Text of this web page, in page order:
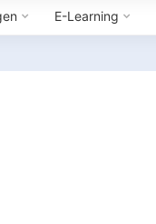
E-Learning